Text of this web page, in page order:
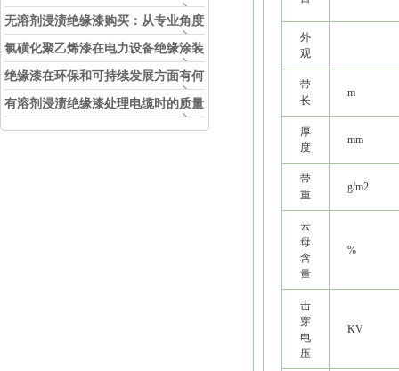
的角色
无溶剂浸渍绝缘漆购买：从专业角度
看如何选择
氯磺化聚乙烯漆在电力设备绝缘涂装
中的实际应用效果
绝缘漆在环保和可持续发展方面有何
考虑？
有溶剂浸渍绝缘漆处理电缆时的质量
和安全性考虑因素
外
观
带
长
m
厚
度
mm
带
重
g/m2
云
母
含
量
%
击
穿
电
压
KV